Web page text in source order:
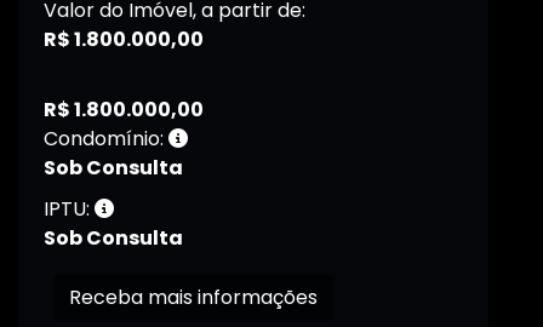
Valor do Imóvel, a partir de:
R$ 1.800.000,00
R$ 1.800.000,00
Condomínio:
Sob Consulta
IPTU:
Sob Consulta
Receba mais informações